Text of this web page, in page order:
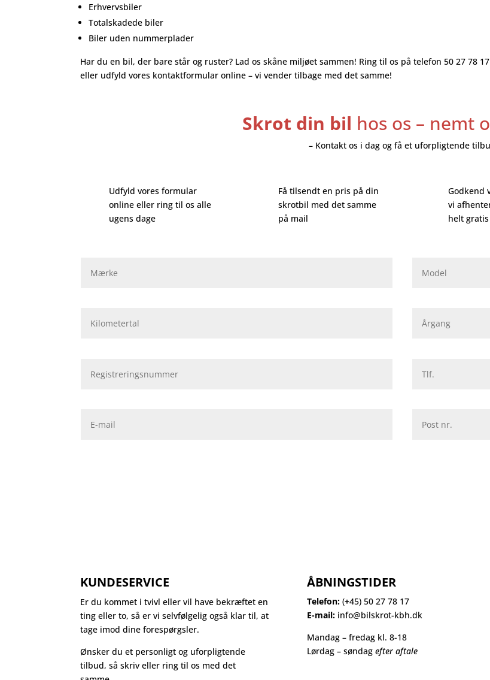
Erhvervsbiler
Totalskadede biler
Biler uden nummerplader
Har du en bil, der bare står og ruster? Lad os skåne miljøet sammen! Ring til os på telefon 50 27 78 17
eller udfyld vores kontaktformular online – vi vender tilbage med det samme!
Skrot din bil hos os – nemt
– Kontakt os i dag og få et uforpligtende
Udfyld vores formular
online eller ring til os alle
ugens dage
Få tilsendt en pris på din
skrotbil med det samme
på mail
Godkend
vi
helt gratis
KUNDESERVICE
Er du kommet i tvivl eller vil have bekræftet en
ting eller to, så er vi selvfølgelig også klar til, at
tage imod dine forespørgsler.
Ønsker du et personligt og uforpligtende
tilbud, så skriv eller ring til os med det
ÅBNINGSTIDER
Telefon: (+45) 50 27 78 17
E-mail: info@bilskrot-kbh.dk
Mandag – fredag kl. 8-18
Lørdag – søndag efter aftale